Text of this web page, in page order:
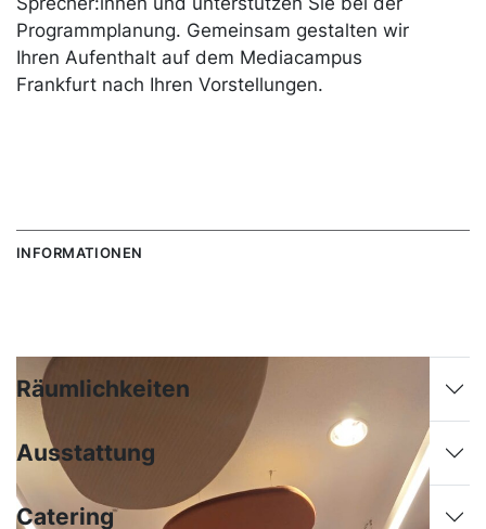
Programmplanung. Gemeinsam gestalten wir
Ihren Aufenthalt auf dem Mediacampus
Frankfurt nach Ihren Vorstellungen.
INFORMATIONEN
Räumlichkeiten
Ausstattung
Catering